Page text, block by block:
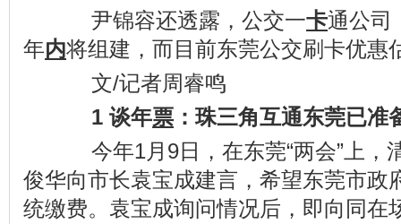
尹锦容还透露，公交一卡通公司
年内将组建，而目前东莞公交刷卡优惠
文/记者周睿鸣
1 谈年票 ：珠三角互通东莞已准
今年1月9日，在东莞“两会”上，
俊华向市长袁宝成建言，希望东莞市政
统缴费。袁宝成询问情况后，即向同在